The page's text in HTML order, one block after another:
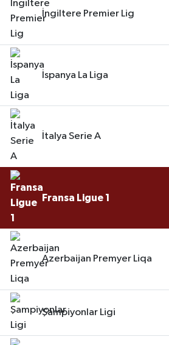
İngiltere Premier Lig
İspanya La Liga
İtalya Serie A
Fransa Ligue 1
Azerbaijan Premyer Liqa
Şampiyonlar Ligi